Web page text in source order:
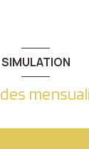
SIMULATION
des